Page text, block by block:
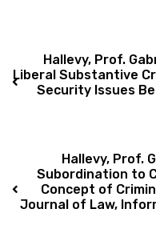
Hallevy, Prof.
Liberal Substantive
Security Issues
Hallevy, Prof.
Subordination to
Concept of
Journal of Law,